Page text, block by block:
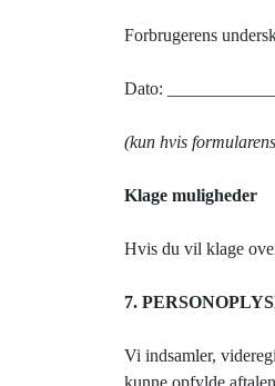
Forbrugerens
Dato:
(kun hvis
Klage muligheder
Hvis du vil klage
7.
Vi indsamler,
kunne opfylde